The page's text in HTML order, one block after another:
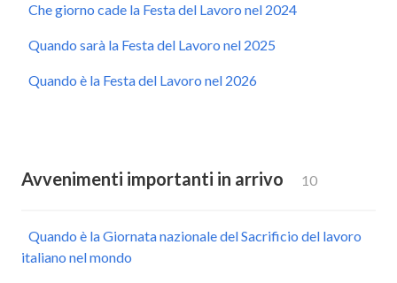
Che giorno cade la Festa del Lavoro nel 2024
Quando sarà la Festa del Lavoro nel 2025
Quando è la Festa del Lavoro nel 2026
Avvenimenti importanti in arrivo 10
Quando è la Giornata nazionale del Sacrificio del lavoro
italiano nel mondo